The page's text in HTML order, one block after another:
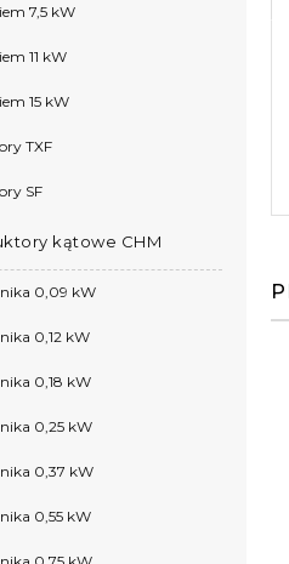
7,5 kW
11 kW
15 kW
TXF
SF
kątowe CHM
0,09 kW
0,12 kW
0,18 kW
0,25 kW
0,37 kW
0,55 kW